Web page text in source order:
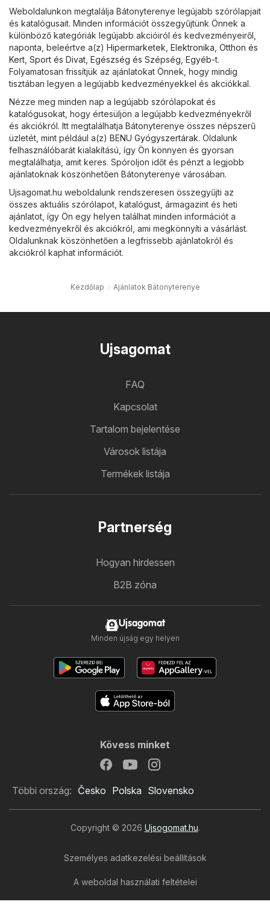
Weboldalunkon megtalálja Bátonyterenye legújabb szórólapjait
és katalógusait. Minden információt összegyűjtünk Önnek a
különböző kategóriák legújabb akcióiról és kedvezményeiről,
naponta, beleértve a(z) Hipermarketek Elektronika Otthon és
Kert Sport és Divat Egészség és Szépség Egyéb-t.
Folyamatosan frissítjük az ajánlatokat Önnek, hogy mindig
tisztában legyen a legújabb kedvezményekkel és akciókkal.
Nézze meg minden nap a legújabb szórólapokat és
katalógusokat, hogy értesüljön a legújabb kedvezményekről
és akciókról. Itt megtalálhatja Bátonyterenye összes népszerű
üzletét, mint például a(z) BENU Gyógyszertárak. Oldalunk
felhasználóbarát kialakítású, így Ön könnyen és gyorsan
megtalálhatja, amit keres. Spóroljon időt és pénzt a legjobb
ajánlatoknak köszönhetően Bátonyterenye városában.
Ujsagomat.hu weboldalunk rendszeresen összegyűjti az
összes aktuális szórólapot, katalógust, ármagazint és heti
ajánlatot, így Ön egy helyen találhat minden információt a
kedvezményekről és akciókról, ami megkönnyíti a vásárlást.
Oldalunknak köszönhetően a legfrissebb ajánlatokról és
akciókról kaphat információt.
Kezdőlap Ajánlatok Bátonyterenye
Ujsagomat
FAQ
Kapcsolat
Tartalom bejelentése
Városok listája
Termékek listája
Partnerség
Hogyan hirdessen
B2B zóna
Ujsagomat
Minden újság egy helyen
Kövess minket
Többi ország: Česko Polska Slovensko
Copyright © 2026 Ujsogomat.hu.
Személyes adatkezelési beállítások
A weboldal használati feltételei